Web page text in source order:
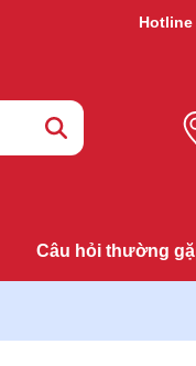
Câu hỏi thường